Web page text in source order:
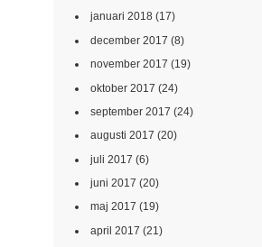
januari 2018(17)
december 2017 (8)
november 2017 (19)
oktober 2017 (24)
september 2017 (24)
augusti 2017 (20)
juli 2017 (6)
juni 2017 (20)
maj 2017 (19)
april 2017 (21)